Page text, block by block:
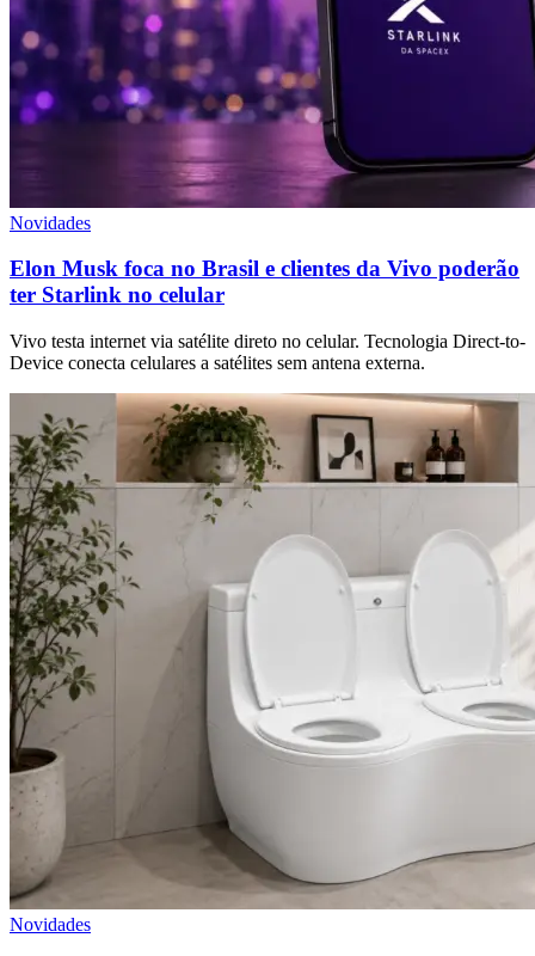
Novidades
Elon Musk foca no Brasil e clientes da Vivo poderão
ter Starlink no celular
Vivo testa internet via satélite direto no celular. Tecnologia Direct-to-
Device conecta celulares a satélites sem antena externa.
Novidades